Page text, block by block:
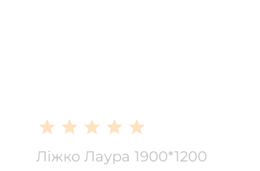
Ліжко Лаура 1900*1200